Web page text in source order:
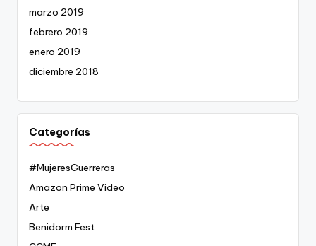
marzo 2019
febrero 2019
enero 2019
diciembre 2018
Categorías
#MujeresGuerreras
Amazon Prime Video
Arte
Benidorm Fest